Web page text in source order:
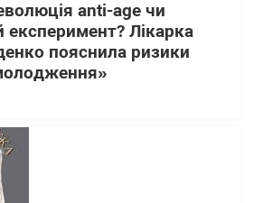
anti-age чи
експеримент? Лікарка
пояснила ризики